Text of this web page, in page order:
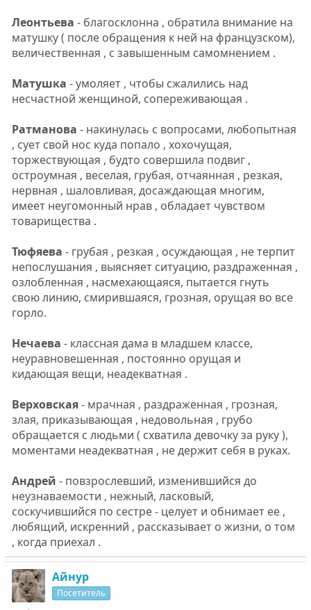
Леонтьева - благосклонна , обратила внимание на
матушку ( после обращения к ней на французском),
величественная , с завышенным самомнением .
Матушка - умоляет , чтобы сжалились над
несчастной женщиной, сопереживающая .
Ратманова - накинулась с вопросами, любопытная
, сует свой нос куда попало , хохочущая,
торжествующая , будто совершила подвиг ,
остроумная , веселая, грубая, отчаянная , резкая,
нервная , шаловливая, досаждающая многим,
имеет неугомонный нрав , обладает чувством
товарищества .
Тюфяева - грубая , резкая , осуждающая , не терпит
непослушания , выясняет ситуацию, раздраженная ,
озлобленная , насмехающаяся, пытается гнуть
свою линию, смирившаяся, грозная, орущая во все
горло.
Нечаева - классная дама в младшем классе,
неуравновешенная , постоянно орущая и
кидающая вещи, неадекватная .
Верховская- мрачная , раздраженная , грозная,
злая, приказывающая , недовольная , грубо
обращается с людьми ( схватила девочку за руку ),
моментами неадекватная , не держит себя в руках.
Андрей - повзрослевший, изменившийся до
неузнаваемости , нежный, ласковый,
соскучившийся по сестре - целует и обнимает ее ,
любящий, искренний , рассказывает о жизни, о том
, когда приехал .
Айнур
Посетитель